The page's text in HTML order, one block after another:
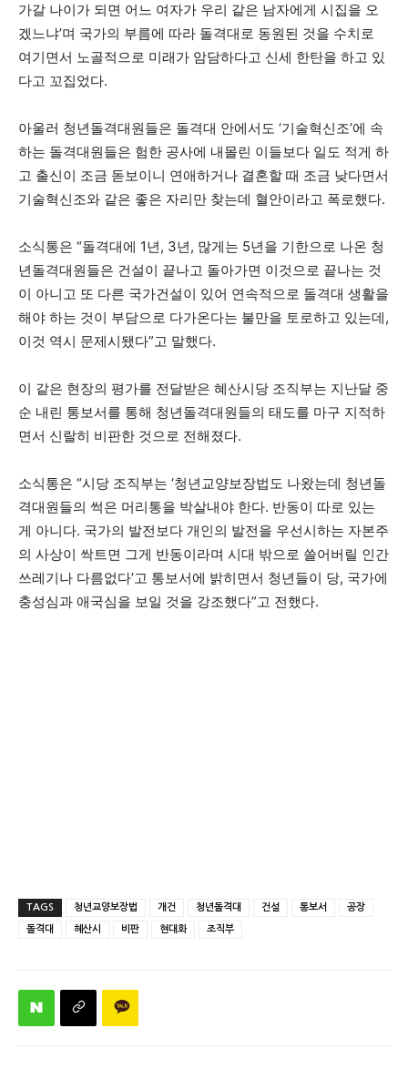
가갈 나이가 되면 어느 여자가 우리 같은 남자에게 시집을 오
겠느냐’며 국가의 부름에 따라 돌격대로 동원된 것을 수치로
여기면서 노골적으로 미래가 암담하다고 신세 한탄을 하고 있
다고 꼬집었다.
아울러 청년돌격대원들은 돌격대 안에서도 ‘기술혁신조’에 속
하는 돌격대원들은 험한 공사에 내몰린 이들보다 일도 적게 하
고 출신이 조금 돋보이니 연애하거나 결혼할 때 조금 낮다면서
기술혁신조와 같은 좋은 자리만 찾는데 혈안이라고 폭로했다.
소식통은 “돌격대에 1년, 3년, 많게는 5년을 기한으로 나온 청
년돌격대원들은 건설이 끝나고 돌아가면 이것으로 끝나는 것
이 아니고 또 다른 국가건설이 있어 연속적으로 돌격대 생활을
해야 하는 것이 부담으로 다가온다는 불만을 토로하고 있는데,
이것 역시 문제시됐다”고 말했다.
이 같은 현장의 평가를 전달받은 혜산시당 조직부는 지난달 중
순 내린 통보서를 통해 청년돌격대원들의 태도를 마구 지적하
면서 신랄히 비판한 것으로 전해졌다.
소식통은 “시당 조직부는 ‘청년교양보장법도 나왔는데 청년돌
격대원들의 썩은 머리통을 박살내야 한다. 반동이 따로 있는
게 아니다. 국가의 발전보다 개인의 발전을 우선시하는 자본주
의 사상이 싹트면 그게 반동이라며 시대 밖으로 쓸어버릴 인간
쓰레기나 다름없다’고 통보서에 밝히면서 청년들이 당, 국가에
충성심과 애국심을 보일 것을 강조했다”고 전했다.
TAGS 청년교양보장법 개건 청년돌격대 건설 통보서 공장
돌격대 혜산시 비판 현대화 조직부